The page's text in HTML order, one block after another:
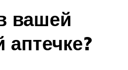
вашей